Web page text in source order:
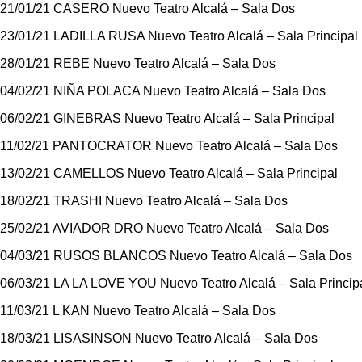
21/01/21 CASERO Nuevo Teatro Alcalá – Sala Dos
23/01/21 LADILLA RUSA Nuevo Teatro Alcalá – Sala Principal
28/01/21 REBE Nuevo Teatro Alcalá – Sala Dos
04/02/21 NIÑA POLACA Nuevo Teatro Alcalá – Sala Dos
06/02/21 GINEBRAS Nuevo Teatro Alcalá – Sala Principal
11/02/21 PANTOCRATOR Nuevo Teatro Alcalá – Sala Dos
13/02/21 CAMELLOS Nuevo Teatro Alcalá – Sala Principal
18/02/21 TRASHI Nuevo Teatro Alcalá – Sala Dos
25/02/21 AVIADOR DRO Nuevo Teatro Alcalá – Sala Dos
04/03/21 RUSOS BLANCOS Nuevo Teatro Alcalá – Sala Dos
06/03/21 LA LA LOVE YOU Nuevo Teatro Alcalá – Sala
11/03/21 L KAN Nuevo Teatro Alcalá – Sala Dos
18/03/21 LISASINSON Nuevo Teatro Alcalá – Sala Dos